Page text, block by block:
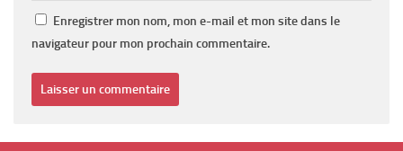
Enregistrer mon nom, mon e-mail et mon site dans le
navigateur pour mon prochain commentaire.